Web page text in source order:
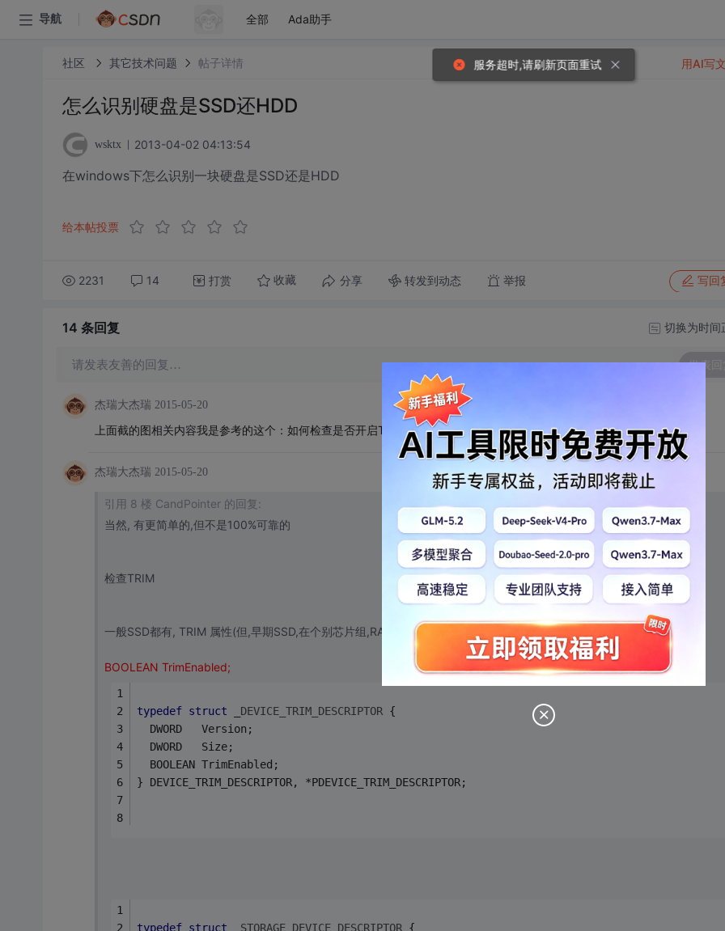
导航 全部 Ada助手
社区 其它技术问题 帖子详情
怎么识别硬盘是SSD还HDD
wsktx 2013-04-02 04:13:54
在windows下怎么识别一块硬盘是SSD还是HDD
给本帖投票
2231 14 打赏 收藏 分享 转发到动态 举报 写回
用AI写
14 条回复 切换为时间
请发表友善的回复… 发表回
杰瑞大杰瑞 2015-05-20
上面截的图相关内容我是参考的这个：如何检查是否开启Trim功能http://ask.zol.com.cn/q/27817.html
杰瑞大杰瑞 2015-05-20
引用 8 楼 CandPointer 的回复:
当然, 有更简单的,但不是100%可靠的
检查TRIM
一般SSD都有, TRIM 属性(但,早期SSD,在个别芯片组,RAID情况下,Trim无法启用)
BOOLEAN TrimEnabled;
typedef struct DEVICE_TRIM_DESCRIPTOR {
  DWORD   Version;
  DWORD   Size;
  BOOLEAN TrimEnabled;
} DEVICE_TRIM_DESCRIPTOR, *PDEVICE_TRIM_DESCRIPTOR;
typedef struct STORAGE_DEVICE_DESCRIPTOR {
服务超时,请刷新页面重试